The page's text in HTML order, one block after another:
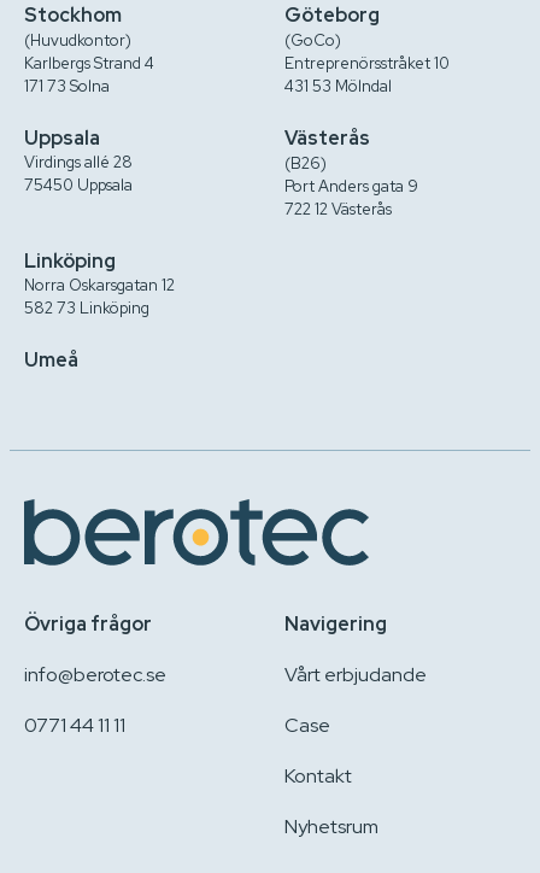
Stockhom
(Huvudkontor)
Karlbergs Strand 4
171 73 Solna
Uppsala
Virdings allé 28
75450 Uppsala
Göteborg
(GoCo)
Entreprenörsstråket 10
431 53 Mölndal
Västerås
(B26)
Port Anders gata 9
722 12 Västerås
Linköping
Norra Oskarsgatan 12
582 73 Linköping
Umeå
Övriga frågor
info@berotec.se
0771 44 11 11
Navigering
Vårt erbjudande
Case
Kontakt
Nyhetsrum